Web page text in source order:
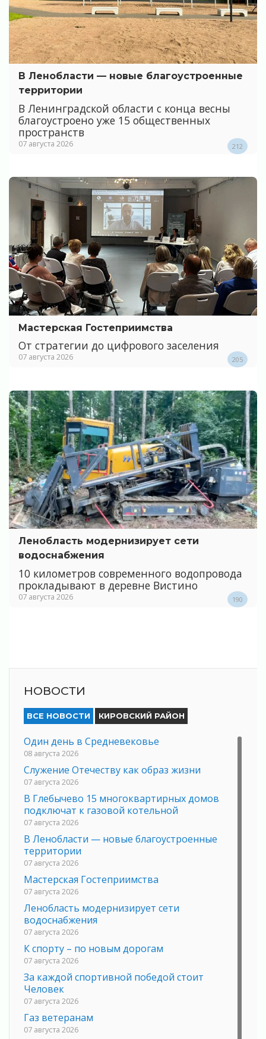
В Ленобласти — новые благоустроенные
территории
В Ленинградской области с конца весны
благоустроено уже 15 общественных
пространств
07 августа 2026 212
Мастерская Гостеприимства
От стратегии до цифрового заселения
07 августа 2026 205
Ленобласть модернизирует сети
водоснабжения
10 километров современного водопровода
прокладывают в деревне Вистино
07 августа 2026 190
НОВОСТИ
ВСЕ НОВОСТИ КИРОВСКИЙ РАЙОН
Один день в Средневековье
08 августа 2026
Служение Отечеству как образ жизни
07 августа 2026
В Глебычево 15 многоквартирных домов
подключат к газовой котельной
07 августа 2026
В Ленобласти — новые благоустроенные
территории
07 августа 2026
Мастерская Гостеприимства
07 августа 2026
Ленобласть модернизирует сети
водоснабжения
07 августа 2026
К спорту – по новым дорогам
07 августа 2026
За каждой спортивной победой стоит
Человек
07 августа 2026
Газ ветеранам
07 августа 2026